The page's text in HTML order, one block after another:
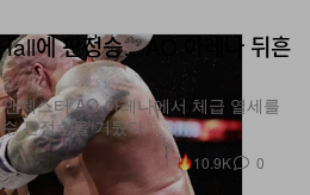
에 판정승…AO 아레나 뒤흔
체스터 AO 아레나에서 체급 열세를
판정승을 거뒀다.
10.9K 0